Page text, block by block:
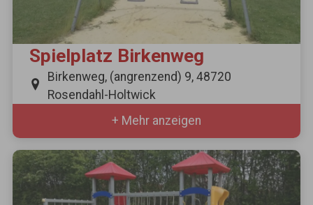
Spielplatz Birkenweg
Birkenweg, (angrenzend) 9, 48720
Rosendahl-Holtwick
+ Mehr anzeigen